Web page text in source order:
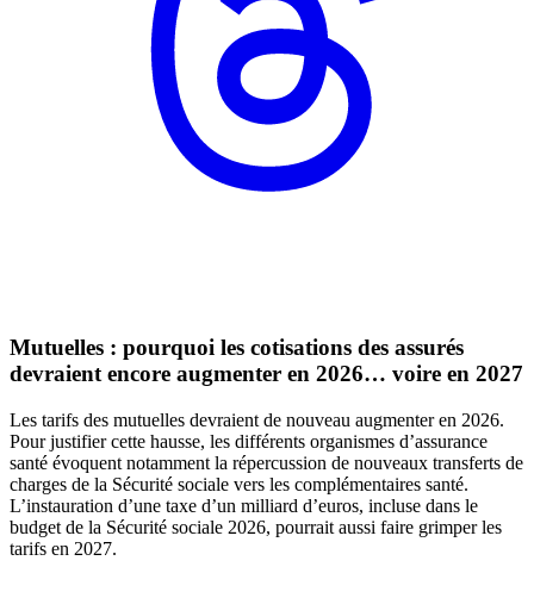
Mutuelles : pourquoi les cotisations des assurés
devraient encore augmenter en 2026… voire en 2027
Les tarifs des mutuelles devraient de nouveau augmenter en 2026.
Pour justifier cette hausse, les différents organismes d’assurance
santé évoquent notamment la répercussion de nouveaux transferts de
charges de la Sécurité sociale vers les complémentaires santé.
L’instauration d’une taxe d’un milliard d’euros, incluse dans le
budget de la Sécurité sociale 2026, pourrait aussi faire grimper les
tarifs en 2027.